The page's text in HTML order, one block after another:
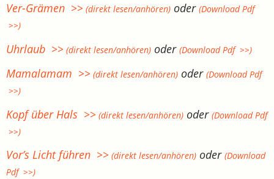
Ver-Grämen >> (direkt lesen/anhören) oder(Download Pdf
>>)
Uhrlaub >> (direkt lesen/anhören) oder(Download Pdf >>)
Mamalamam >> (direkt lesen/anhören) oder(Download Pdf
>>)
Kopf über Hals >> (direkt lesen/anhören) oder(Download Pdf
>>)
Vor’s Licht führen >> (direkt lesen/anhören) oder(Download
Pdf >>)